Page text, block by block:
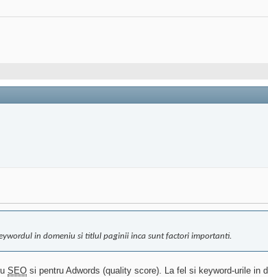
in domeniu si titlul paginii inca sunt factori importanti.
SEO si pentru Adwords (quality score). La fel si keyword-urile in